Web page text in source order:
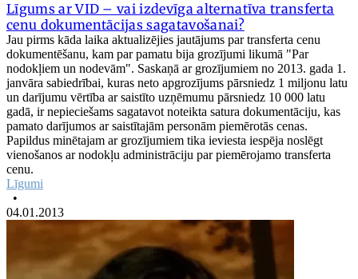
Līgums ar VID – vai izdevīga alternatīva transferta
cenu dokumentācijas sagatavošanai?
Jau pirms kāda laika aktualizējies jautājums par transferta cenu
dokumentēšanu, kam par pamatu bija grozījumi likumā "Par
nodokļiem un nodevām". Saskaņā ar grozījumiem no 2013. gada 1.
janvāra sabiedrībai, kuras neto apgrozījums pārsniedz 1 miljonu latu
un darījumu vērtība ar saistīto uzņēmumu pārsniedz 10 000 latu
gadā, ir nepieciešams sagatavot noteikta satura dokumentāciju, kas
pamato darījumos ar saistītajām personām piemērotās cenas.
Papildus minētajam ar grozījumiem tika ieviesta iespēja noslēgt
vienošanos ar nodokļu administrāciju par piemērojamo transferta
cenu.
Līgumi
•
04.01.2013